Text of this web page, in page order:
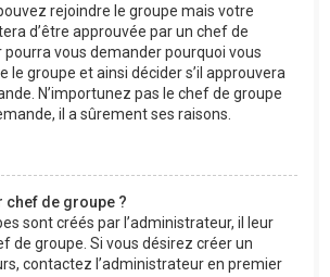
rejoindre le groupe mais votre
d’être approuvée par un chef de
pourra vous demander pourquoi vous
le groupe et ainsi décider s’il approuvera
N’importunez pas le chef de groupe
il a sûrement ses raisons.
chef de groupe ?
sont créés par l’administrateur, il leur
de groupe. Si vous désirez créer un
contactez l’administrateur en premier